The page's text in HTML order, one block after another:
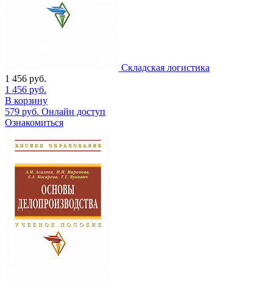
Складская логистика
1 456 руб.
1 456 руб.
В корзину
579 руб. Онлайн доступ
Ознакомиться